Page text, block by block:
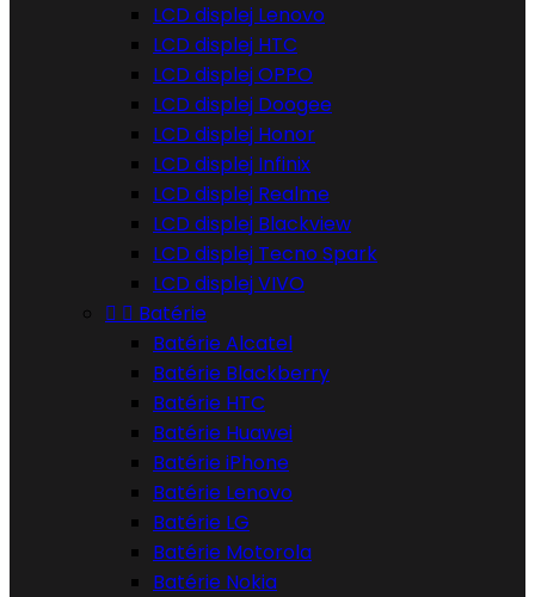
LCD displej Lenovo
LCD displej HTC
LCD displej OPPO
LCD displej Doogee
LCD displej Honor
LCD displej Infinix
LCD displej Realme
LCD displej Blackview
LCD displej Tecno Spark
LCD displej VIVO
  Batérie
Batérie Alcatel
Batérie Blackberry
Batérie HTC
Batérie Huawei
Batérie iPhone
Batérie Lenovo
Batérie LG
Batérie Motorola
Batérie Nokia